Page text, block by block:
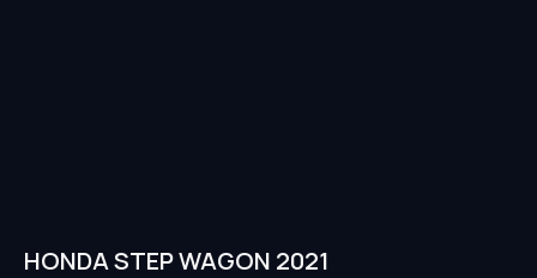
HONDA STEP WAGON 2021